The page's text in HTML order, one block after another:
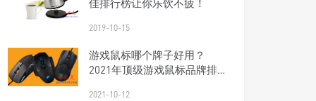
佳排行榜让你乐饮不疲！
2019-10-15
游戏鼠标哪个牌子好用？
2021年顶级游戏鼠标品牌排
2021-10-12